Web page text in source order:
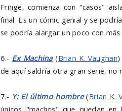
Fringe, comienza con "casos"
final. Es un cómic genial y se
se podría alargar un poco con
6.- Ex Machina(Brian K. Vaughan
de aquí saldría otra gran serie, no
7.- Y: El último hombre(Brian K.